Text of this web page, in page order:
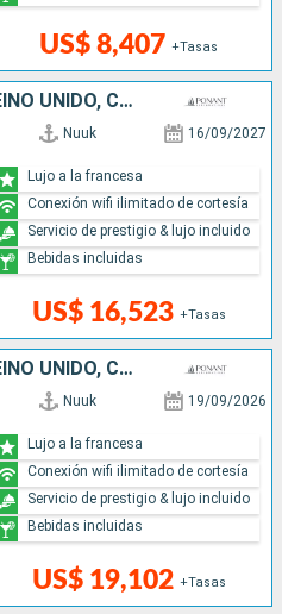
US$ 8,407 +Tasas
GROENLANDIA, BRASIL, REINO UNIDO, CANADÁ
Nuuk 16/09/2027
US$ 16,523 +Tasas
Lujo a la francesa
Conexión wifi ilimitado de cortesía
Servicio de prestigio & lujo incluido
Bebidas incluidas
GROENLANDIA, BRASIL, REINO UNIDO, CANADÁ
Nuuk 19/09/2026
US$ 19,102 +Tasas
Lujo a la francesa
Conexión wifi ilimitado de cortesía
Servicio de prestigio & lujo incluido
Bebidas incluidas